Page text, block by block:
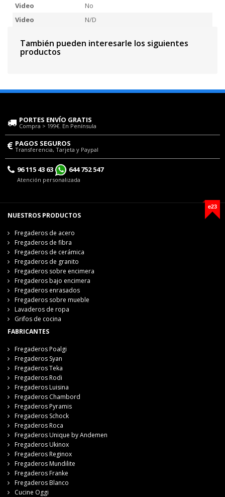
Video
No
Video
N/D
También pueden interesarle los siguientes
productos
PORTES ENVÍO GRATIS
Compra > 199€. En Península
PAGOS SEGUROS
Transferencia, Tarjeta y Paypal
96 115 43 63 644 752 547
Atención personalizada
e23
NUESTROS PRODUCTOS
Fregaderos de acero
Fregaderos de fibra
Fregaderos de cerámica
Fregaderos de granito
Fregaderos sobre encimera
Fregaderos bajo encimera
Fregaderos enrasados
Fregaderos sobre mueble
Lavaderos de ropa
Grifos de cocina
FABRICANTES
Fregaderos Poalgi
Fregaderos Syan
Fregaderos Teka
Fregaderos Rodi
Fregaderos Luisina
Fregaderos Chambord
Fregaderos Pyramis
Fregaderos Schock
Fregaderos Roca
Fregaderos Unique by Andemen
Fregaderos Ukinox
Fregaderos Reginox
Fregaderos Mundilite
Fregaderos Franke
Fregaderos Blanco
Cucine Oggi